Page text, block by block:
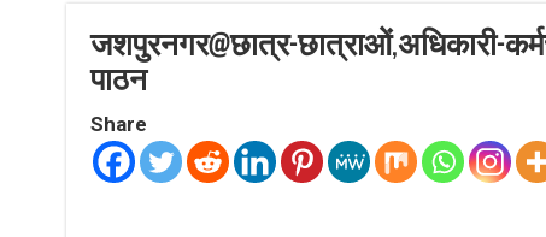
जशपुरनगर@छात्र-छात्राओं,अधिकारी-
पाठन
Share